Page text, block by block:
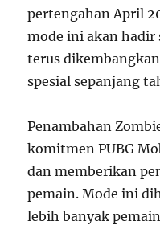
pertengahan April
mode ini akan hadir
terus
spesial sepanjang
Penambahan
komitmen PUBG
dan memberikan
pemain. Mode ini
lebih banyak